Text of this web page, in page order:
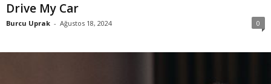
Drive My Car
Burcu Uprak - Ağustos 18, 2024 0